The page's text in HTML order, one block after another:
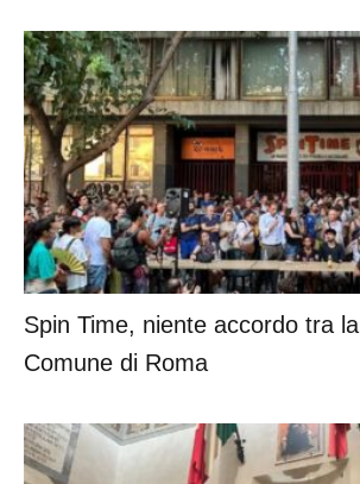
Spin Time, niente accordo tra
Comune di Roma